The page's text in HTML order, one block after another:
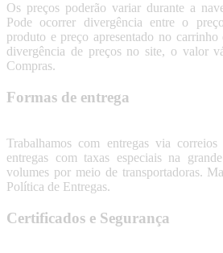
Os preços poderão variar durante a
Pode ocorrer divergência entre o
produto e preço apresentado no
divergência de preços no site, o valor
Compras.
Formas de entrega
Trabalhamos com entregas via
entregas com taxas especiais na
volumes por meio de transportadoras.
Política de Entregas.
Certificados e Segurança